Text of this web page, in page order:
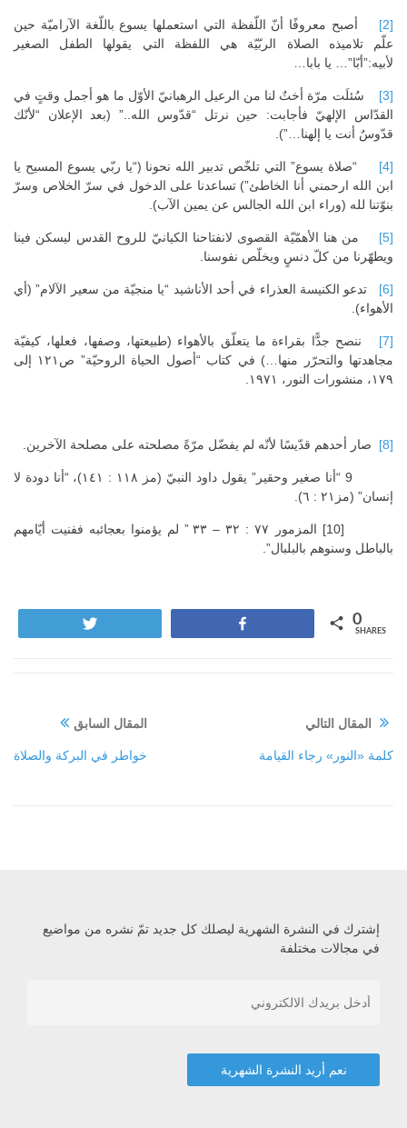
[2]
أصبح معروفًا أنّ اللّفظة التي استعملها يسوع باللّغة الآراميّة حين
علّم تلاميذه الصلاة الربّيّة هي اللفظة التي يقولها الطفل الصغير
لأبيه:”أبّا”… يا بابا…
[3]
سُئلَت مرّة أختٌ لنا من الرعيل الرهبانيّ الأوّل ما هو أجمل وقتٍ في
القدّاس الإلهيّ فأجابت: حين نرتل “قدّوس الله..” (بعد الإعلان “لأنّك
قدّوسٌ أنت يا إلهنا…”).
[4]
“صلاة يسوع” التي تلخّص تدبير الله نحونا (“يا ربّي يسوع المسيح يا
ابن الله ارحمني أنا الخاطئ”) تساعدنا على الدخول في سرّ الخلاص وسرّ
بنوّتنا لله (وراء ابن الله الجالس عن يمين الآب).
[5]
من هنا الأهمّيّة القصوى لانفتاحنا الكيانيّ للروح القدس ليسكن فينا
ويطهّرنا من كلّ دنسٍ ويخلّص نفوسنا.
[6]
تدعو الكنيسة العذراء في أحد الأناشيد “يا منجيّة من سعير الآلام” (أي
الأهواء).
[7]
ننصح جدًّا بقراءة ما يتعلّق بالأهواء (طبيعتها، وصفها، فعلها، كيفيّة
مجاهدتها والتحرّر منها…) في كتاب “أصول الحياة الروحيّة” ص١٢١ إلى
١٧٩، منشورات النور، ١٩٧١.
[8] صار أحدهم قدّيسًا لأنّه لم يفضّل مرّةً مصلحته على مصلحة الآخرين.
9 “أنا صغير وحقير” يقول داود النبيّ (مز ١١٨ : ١٤١)، “أنا دودة لا
إنسان” (مز٢١ : ٦).
[10] المزمور ٧٧ : ٣٢ – ٣٣ ” لم يؤمنوا بعجائبه ففنيت أيّامهم
بالباطل وسنوهم بالبلبال”.
0
SHARES
المقال السابق
خواطر في البركة والصلاة
المقال التالي
كلمة «النور» رجاء القيامة
إشترك في النشرة الشهرية ليصلك كل جديد تمّ نشره من مواضيع
في مجالات مختلفة